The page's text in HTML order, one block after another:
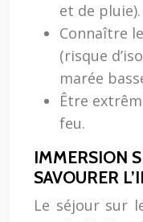
et de pluie).
Connaître
(risque
marée
Être
feu.
IMMERSION
SAVOURER
Le séjour sur